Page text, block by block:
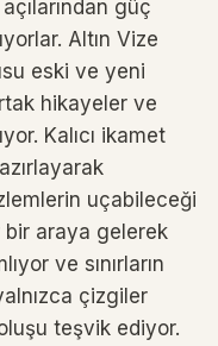
güç
Altın Vize
eski ve yeni
hikayeler ve
Kalıcı ikamet
uçabileceği
bir araya gelerek
ve sınırların
çizgiler
teşvik ediyor.